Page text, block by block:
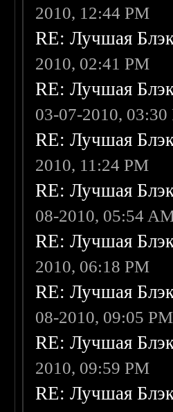
2010, 12:44 PM
RE: Лучшая
2010, 02:41 PM
RE: Лучшая
03-07-2010, 03:30
RE: Лучшая
2010, 11:24 PM
RE: Лучшая
08-2010, 05:54
RE: Лучшая
2010, 06:18 PM
RE: Лучшая
08-2010, 09:05 PM
RE: Лучшая
2010, 09:59 PM
RE: Лучшая